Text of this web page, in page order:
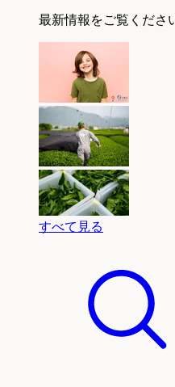
最新情報をご覧くださ
すべて見る